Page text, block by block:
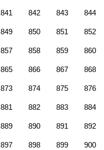
841 842 843 844
849 850 851 852
857 858 859 860
865 866 867 868
873 874 875 876
881 882 883 884
889 890 891 892
897 898 899 900